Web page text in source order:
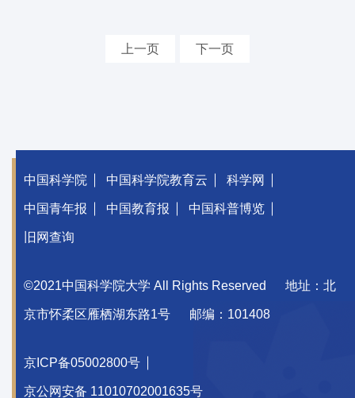
上一页 下一页
中国科学院 中国科学院教育云 科学网
中国青年报 中国教育报 中国科普博览
旧网查询
©2021中国科学院大学 All Rights Reserved 地址：北
京市怀柔区雁栖湖东路1号 邮编：101408
京ICP备05002800号
京公网安备 11010702001635号